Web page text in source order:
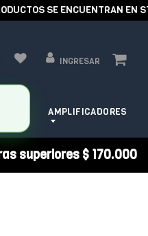
SE ENCUENTRAN EN
INGRESAR
AMPLIFICADORES
superiores $ 170.000